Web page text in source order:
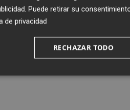
. Puede retirar su
de privacidad
RECHAZAR TODO